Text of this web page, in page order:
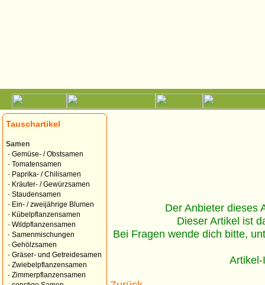
Tauschartikel
Samen
- Gemüse- / Obstsamen
- Tomatensamen
- Paprika- / Chilisamen
- Kräuter- / Gewürzsamen
- Staudensamen
- Ein- / zweijährige Blumen
- Kübelpflanzensamen
- Wildpflanzensamen
- Samenmischungen
- Gehölzsamen
- Gräser- und Getreidesamen
- Zwiebelpflanzensamen
- Zimmerpflanzensamen
Der Anbieter dieses
Dieser Artikel ist
Bei Fragen wende dich bitte,